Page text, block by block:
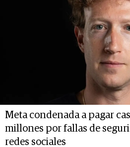
Meta condenada a pagar
millones por fallas de
redes sociales